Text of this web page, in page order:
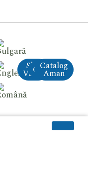
Site
VechiCreAI
Catalog
Aman